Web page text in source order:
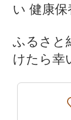
い 健康保
ふるさと
けたら幸